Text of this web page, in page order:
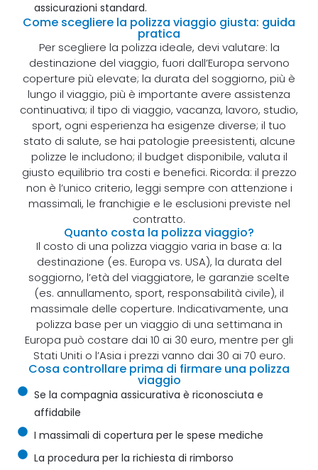
assicurazioni standard.
Come scegliere la polizza viaggio giusta: guida
pratica
Per scegliere la polizza ideale, devi valutare: la
destinazione del viaggio, fuori dall’Europa servono
coperture più elevate; la durata del soggiorno, più è
lungo il viaggio, più è importante avere assistenza
continuativa; il tipo di viaggio, vacanza, lavoro, studio,
sport, ogni esperienza ha esigenze diverse; il tuo
stato di salute, se hai patologie preesistenti, alcune
polizze le includono; il budget disponibile, valuta il
giusto equilibrio tra costi e benefici. Ricorda: il prezzo
non è l’unico criterio, leggi sempre con attenzione i
massimali, le franchigie e le esclusioni previste nel
contratto.
Quanto costa la polizza viaggio?
Il costo di una polizza viaggio varia in base a: la
destinazione (es. Europa vs. USA), la durata del
soggiorno, l’età del viaggiatore, le garanzie scelte
(es. annullamento, sport, responsabilità civile), il
massimale delle coperture. Indicativamente, una
polizza base per un viaggio di una settimana in
Europa può costare dai 10 ai 30 euro, mentre per gli
Stati Uniti o l’Asia i prezzi vanno dai 30 ai 70 euro.
Cosa controllare prima di firmare una polizza
viaggio
Se la compagnia assicurativa è riconosciuta e
affidabile
I massimali di copertura per le spese mediche
La procedura per la richiesta di rimborso